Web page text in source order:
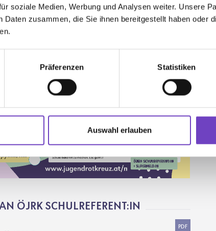
soziale Medien, Werbung und Analysen weiter. Unsere
Daten zusammen, die Sie ihnen bereitgestellt haben oder
Präferenzen Statistiken
Auswahl erlauben
ÖJRK SCHULREFERENT:IN
PDF